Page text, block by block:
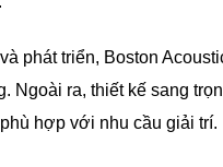
phát triển, Boston
Ngoài ra, thiết kế sang
hợp với nhu cầu giải trí.